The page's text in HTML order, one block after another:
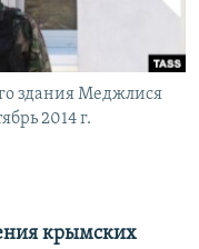
здания Меджлися
2014 г.
крымских